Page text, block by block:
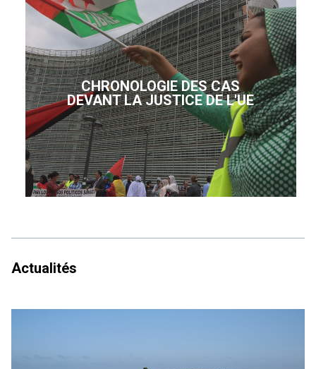
CHRONOLOGIE DES CAS
DEVANT LA JUSTICE DE L'UE
Actualités